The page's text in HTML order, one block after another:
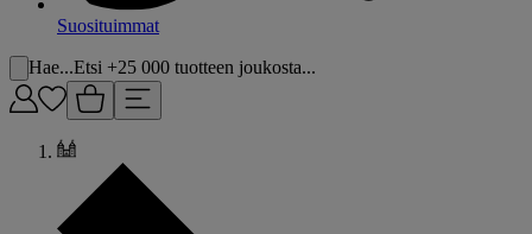
Suosituimmat
Hae...Etsi +25 000 tuotteen joukosta...